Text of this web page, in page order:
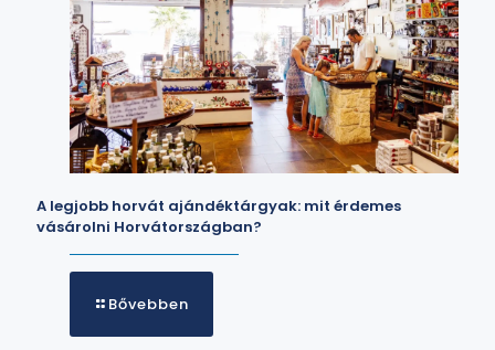
A legjobb horvát ajándéktárgyak: mit érdemes
vásárolni Horvátországban?
Bővebben